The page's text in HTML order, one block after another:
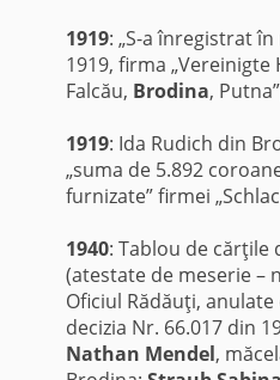
1919: „S-a înregistrat
1919, firma
Falcău, Brodina, Putna”
1919: Ida Rudich din
„suma de 5.892
furnizate” firmei
1940: Tablou de cărţile
(atestate de meserie –
Oficiul Rădăuţi,
decizia Nr. 66.017 din
Nathan Mendel,